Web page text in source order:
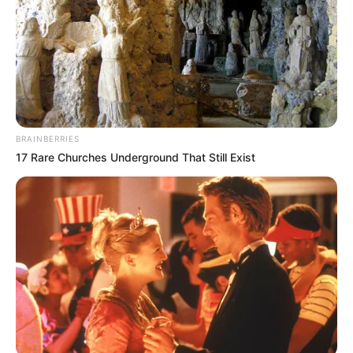
Multa que muchos no conocen y le vale
más de $500.000
Crédito:
Colprensa
Zonas donde no está permitido
estacionar en Bogotá
De acuerdo con el
artículo 76 del Código Nacional de
Tránsito, los conductores deben evitar estacionar en los
siguientes lugares:
BRAINBERRIES
17 Rare Churches Underground That Still Exist